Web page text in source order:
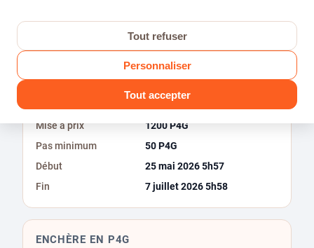
Commentaires
Mise à prix
1200 P4G
Pas minimum
50 P4G
Début
25 mai 2026 5h57
Fin
7 juillet 2026 5h58
ENCHÈRE EN P4G
Tout refuser
Personnaliser
Tout accepter